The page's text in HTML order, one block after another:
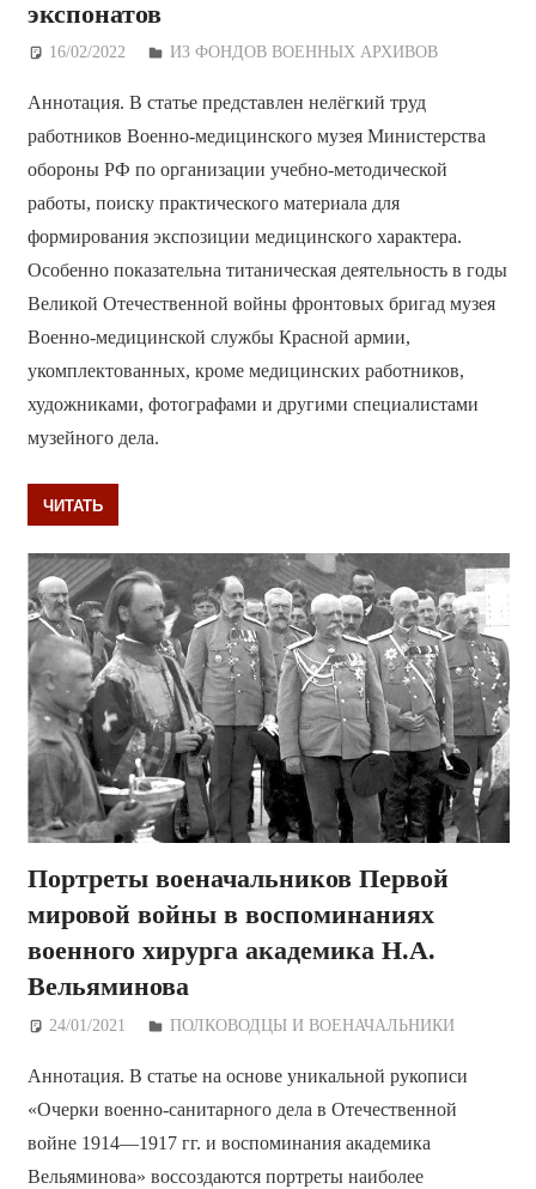
экспонатов
16/02/2022 Дежурный по Редакции
ИЗ ФОНДОВ ВОЕННЫХ АРХИВОВ
Аннотация. В статье представлен нелёгкий труд
работников Военно-медицинского музея Министерства
обороны РФ по организации учебно-методической
работы, поиску практического материала для
формирования экспозиции медицинского характера.
Особенно показательна титаническая деятельность в годы
Великой Отечественной войны фронтовых бригад музея
Военно-медицинской службы Красной армии,
укомплектованных, кроме медицинских работников,
художниками, фотографами и другими специалистами
музейного дела.
ЧИТАТЬ
Портреты военачальников Первой
мировой войны в воспоминаниях
военного хирурга академика Н.А.
Вельяминова
24/01/2021 Дежурный по Редакции
ПОЛКОВОДЦЫ И ВОЕНАЧАЛЬНИКИ
Аннотация. В статье на основе уникальной рукописи
«Очерки военно-санитарного дела в Отечественной
войне 1914—1917 гг. и воспоминания академика
Вельяминова» воссоздаются портреты наиболее